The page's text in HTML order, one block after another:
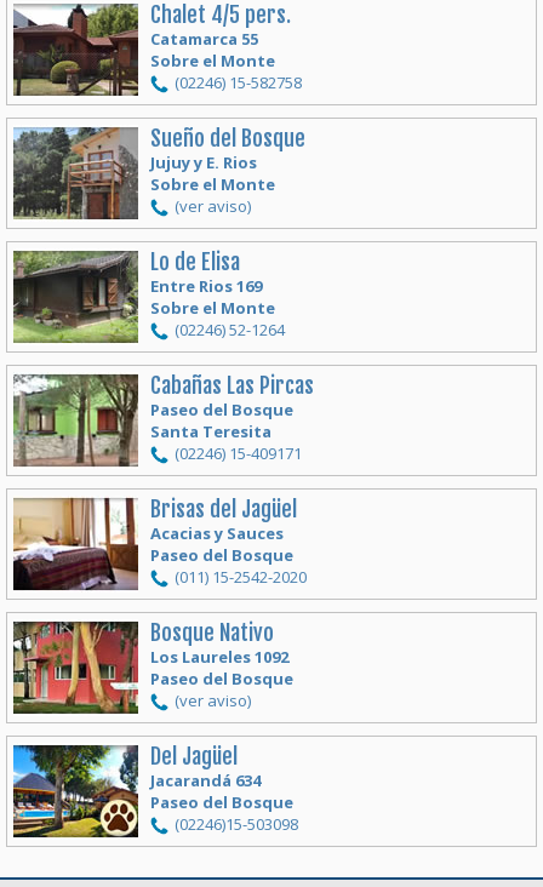
Chalet 4/5 pers.
Catamarca 55
Sobre el Monte
(02246) 15-582758
Sueño del Bosque
Jujuy y E. Rios
Sobre el Monte
(ver aviso)
Lo de Elisa
Entre Rios 169
Sobre el Monte
(02246) 52-1264
Cabañas Las Pircas
Paseo del Bosque
Santa Teresita
(02246) 15-409171
Brisas del Jagüel
Acacias y Sauces
Paseo del Bosque
(011) 15-2542-2020
Bosque Nativo
Los Laureles 1092
Paseo del Bosque
(ver aviso)
Del Jagüel
Jacarandá 634
Paseo del Bosque
(02246)15-503098